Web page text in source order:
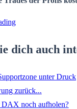
dich auch
unter Druck
zurück...
DAX noch aufholen?